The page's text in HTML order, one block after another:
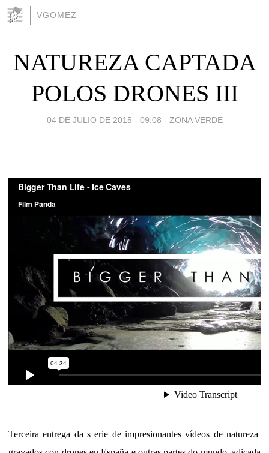
VGOMEZ
NATUREZA CAPTADA
POLOS DRONES III
04 DE JULIO DE 2015 - 09:08 - ZONA VERDE
Terceira entrega da s erie de impresionantes vídeos de natureza